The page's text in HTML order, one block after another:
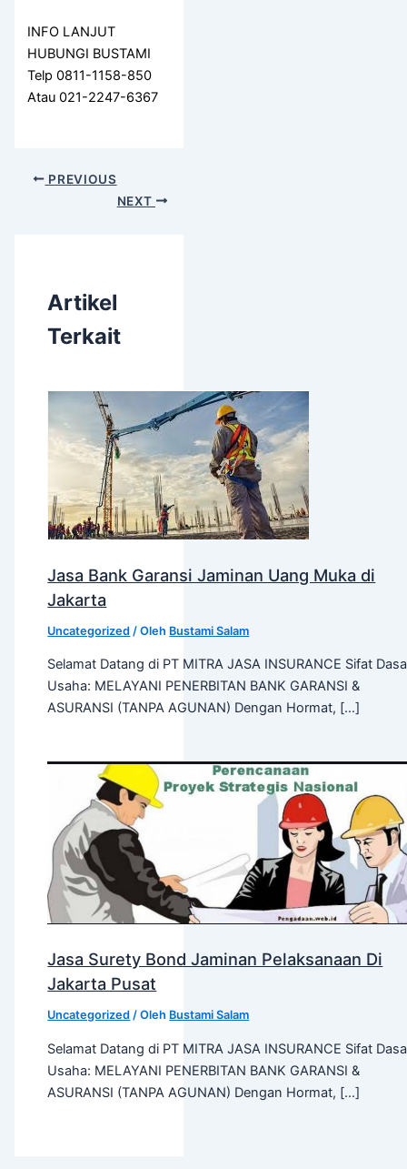
INFO LANJUT
HUBUNGI BUSTAMI
Telp 0811-1158-850
Atau 021-2247-6367
PREVIOUS
NEXT
Artikel
Terkait
Jasa Bank Garansi Jaminan Uang Muka di
Jakarta
Uncategorized / Oleh Bustami Salam
Selamat Datang di PT MITRA JASA INSURANCE Sifat
Usaha: MELAYANI PENERBITAN BANK GARANSI &
ASURANSI (TANPA AGUNAN) Dengan Hormat, […]
Jasa Surety Bond Jaminan Pelaksanaan Di
Jakarta Pusat
Uncategorized / Oleh Bustami Salam
Selamat Datang di PT MITRA JASA INSURANCE Sifat
Usaha: MELAYANI PENERBITAN BANK GARANSI &
ASURANSI (TANPA AGUNAN) Dengan Hormat, […]